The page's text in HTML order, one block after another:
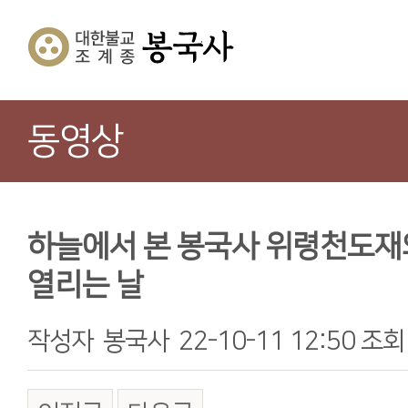
동영상
하늘에서 본 봉국사 위령천도
열리는 날
작성자 봉국사 22-10-11 12:50 조회